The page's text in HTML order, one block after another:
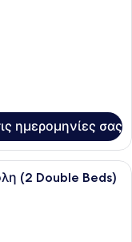
ημερομηνίες σας
δωμάτιο
(2 Double Beds)